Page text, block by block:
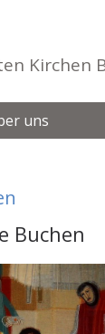
Kirchen
uns
Buchen